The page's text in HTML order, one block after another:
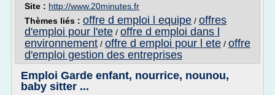
Site : http://www.20minutes.fr
Thèmes liés : offre d emploi l equipe / offres
d'emploi pour l'ete / offre d emploi dans l
environnement / offre d emploi pour l ete / offre
d'emploi gestion des entreprises
Emploi Garde enfant, nourrice, nounou,
baby sitter ...